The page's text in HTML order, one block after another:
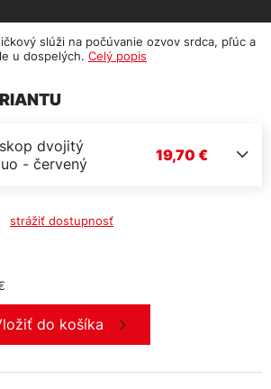
slúži na počúvanie ozvov srdca, pľúc a
u dospelých. Celý popis
dvojitý
- červený
19,70 €
strážiť dostupnosť
do košíka